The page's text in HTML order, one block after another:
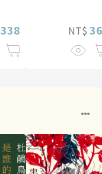
338 NT$